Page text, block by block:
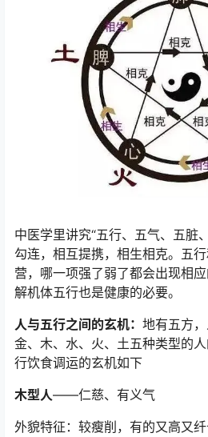
中医学里讲究“五行、五气、五脏
勾连，相互提携，相生相克。五
营，哪一项强了弱了都会出现相
解机体五行也是健康的必要。
人与五行之间的玄机： 地有五方，
金、木、水、火、土五种类型的
行饮食调运的玄机如下
木型人——仁慈、有义气
外貌特征：较瘦削，有的又高又